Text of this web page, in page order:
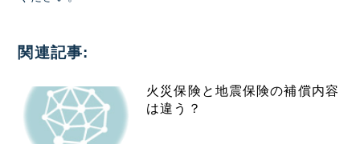
関連記事:
火災保険と地震保険の補償内容
は違う？